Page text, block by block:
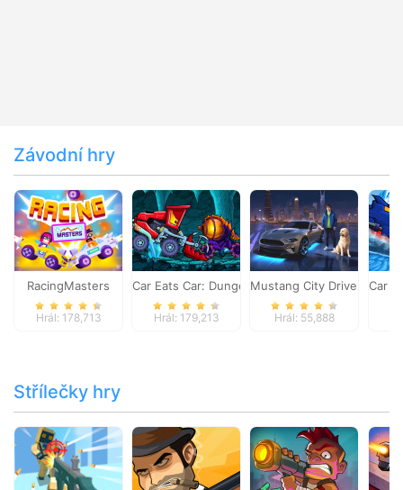
Závodní hry
RacingMasters
Hrál: 178,713
Car Eats Car: Dungeon Adventure
Hrál: 179,213
Mustang City Driver
Hrál: 55,888
Car
Střílečky hry